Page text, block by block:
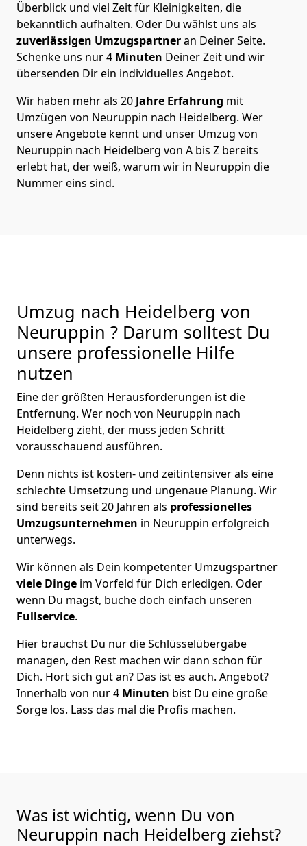
Überblick und viel Zeit für Kleinigkeiten, die
bekanntlich aufhalten. Oder Du wählst uns als
zuverlässigen Umzugspartneran Deiner Seite.
Schenke uns nur4 Minuten Deiner Zeit und wir
übersenden Dir ein individuelles Angebot.
Wir haben mehr als 20 Jahre Erfahrung mit
Umzügen von Neuruppin nach Heidelberg. Wer
unsere Angebote kennt und unser Umzug von
Neuruppin nach Heidelberg von A bis Z bereits
erlebt hat, der weiß, warum wir in Neuruppin die
Nummer eins sind.
Umzug nach Heidelberg von
Neuruppin ? Darum solltest Du
unsere professionelle Hilfe
nutzen
Eine der größten Herausforderungen ist die
Entfernung. Wer noch von Neuruppin nach
Heidelberg zieht, der muss jeden Schritt
vorausschauend ausführen.
Denn nichts ist kosten- und zeitintensiver als eine
schlechte Umsetzung und ungenaue Planung. Wir
sind bereits seit 20 Jahren als professionelles
Umzugsunternehmen in Neuruppin erfolgreich
unterwegs.
Wir können als Dein kompetenter Umzugspartner
viele Dinge im Vorfeld für Dich erledigen. Oder
wenn Du magst, buche doch einfach unseren
Fullservice.
Hier brauchst Du nur die Schlüsselübergabe
managen, den Rest machen wir dann schon für
Dich. Hört sich gut an? Das ist es auch. Angebot?
Innerhalb von nur 4 Minuten bist Du eine große
Sorge los. Lass das mal die Profis machen.
Was ist wichtig, wenn Du von
Neuruppin nach Heidelberg ziehst?